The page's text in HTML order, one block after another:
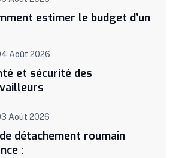
estimer le budget d’un
Août 2026
et sécurité des
Août 2026
détachement roumain
: